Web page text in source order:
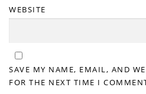
WEBSITE
SAVE MY NAME, EMAIL, AND
FOR THE NEXT TIME I